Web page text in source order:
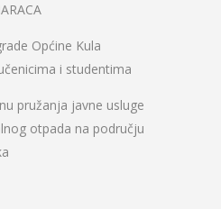
Općine Kula
i studentima
pružanja javne usluge
otpada na području